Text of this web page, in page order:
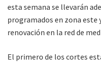
esta semana se llevarán
programados en zona
renovación en la red de
El primero de los cortes